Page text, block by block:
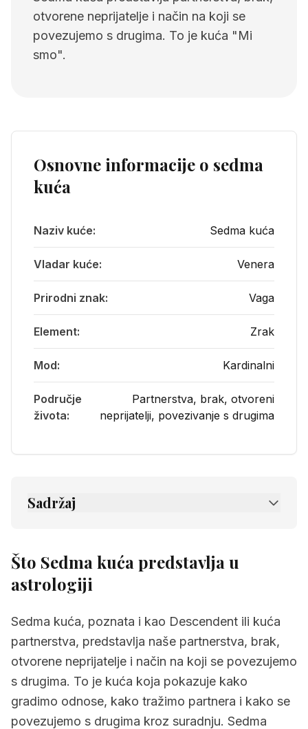
otvorene neprijatelje i način na koji se
povezujemo s drugima. To je kuća "Mi
smo".
Osnovne informacije o sedma
kuća
Naziv kuće: Sedma kuća
Vladar kuće: Venera
Prirodni znak: Vaga
Element: Zrak
Mod: Kardinalni
Područje
života:
Partnerstva, brak, otvoreni
neprijatelji, povezivanje s drugima
Sadržaj
kuća
1.2 Kako se energije Sedme kuće
1.3 Zašto je Sedma kuća važna u natalnoj
karti
2. Dubinsko značenje Sedme kuće
Psihološko značenje Sedme kuće
Što Sedma kuća predstavlja u
astrologiji
Sedma kuća, poznata i kao Descendent ili kuća
partnerstva, predstavlja naše partnerstva, brak,
otvorene neprijatelje i način na koji se povezujemo
s drugima. To je kuća koja pokazuje kako
gradimo odnose, kako tražimo partnera i kako se
povezujemo s drugima kroz suradnju. Sedma